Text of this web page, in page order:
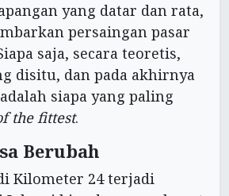
yang datar dan rata,
persaingan pasar
saja, secara teoretis,
disitu, dan pada akhirnya
siapa yang paling
the fittest.
Berubah
Kilometer 24 terjadi